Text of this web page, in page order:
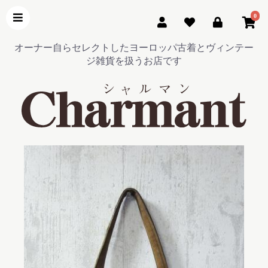
0
オーナー自らセレクトしたヨーロッパ古着とヴィンテー
ジ雑貨を扱うお店です